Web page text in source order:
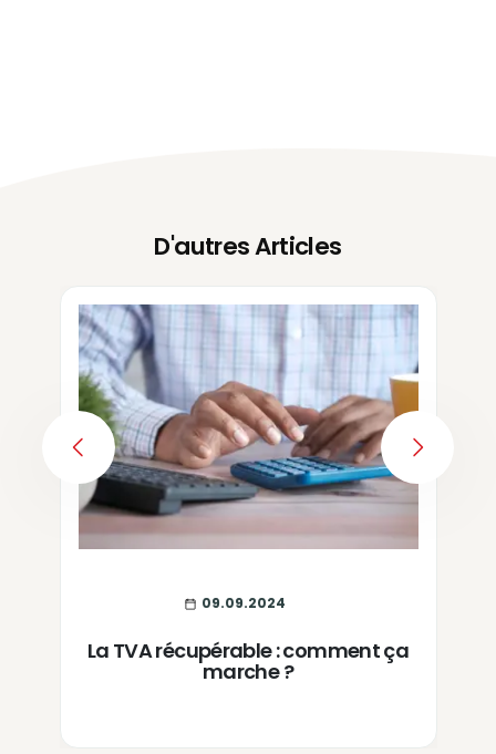
D'autres Articles
09.09.2024
La TVA récupérable : comment ça
marche ?
PREVIOUS